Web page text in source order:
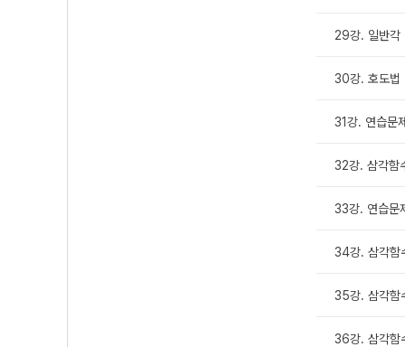
29강. 일반각
30강. 호도법
31강. 연습문
32강. 삼각함
33강. 연습문
34강. 삼각함
35강. 삼각함
36강. 삼각함